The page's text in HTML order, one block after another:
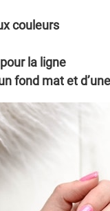
couleurs
la ligne
fond mat et